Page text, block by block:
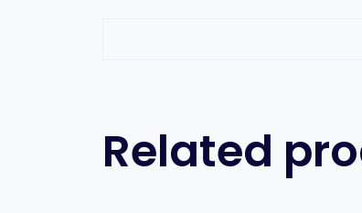
Related